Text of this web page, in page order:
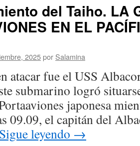
del Taiho. LA
EN EL
2025por Salamina
atacar fue el USS
submarino logró
japonesa
09.09, el capitán del
Sigue leyendo →